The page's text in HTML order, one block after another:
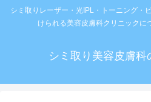
シミ取りレーザー・光IPL・トーニング・
けられる美容皮膚科クリニックに
シミ取り美容皮膚科